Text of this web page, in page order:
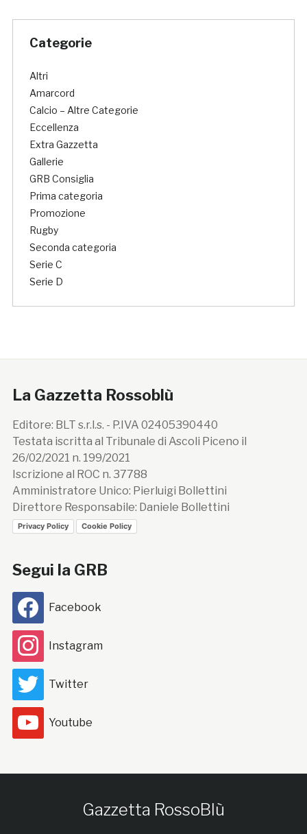
Categorie
Altri
Amarcord
Calcio – Altre Categorie
Eccellenza
Extra Gazzetta
Gallerie
GRB Consiglia
Prima categoria
Promozione
Rugby
Seconda categoria
Serie C
Serie D
La Gazzetta Rossoblù
Editore: BLT s.r.l.s. - P.IVA 02405390440
Testata iscritta al Tribunale di Ascoli Piceno il
26/02/2021 n. 199/2021
Iscrizione al ROC n. 37788
Amministratore Unico: Pierluigi Bollettini
Direttore Responsabile: Daniele Bollettini
Privacy Policy Cookie Policy
Segui la GRB
Facebook
Instagram
Twitter
Youtube
Gazzetta RossoBlù